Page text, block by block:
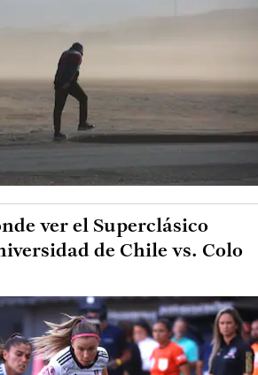
ver el Superclásico
de Chile vs. Colo